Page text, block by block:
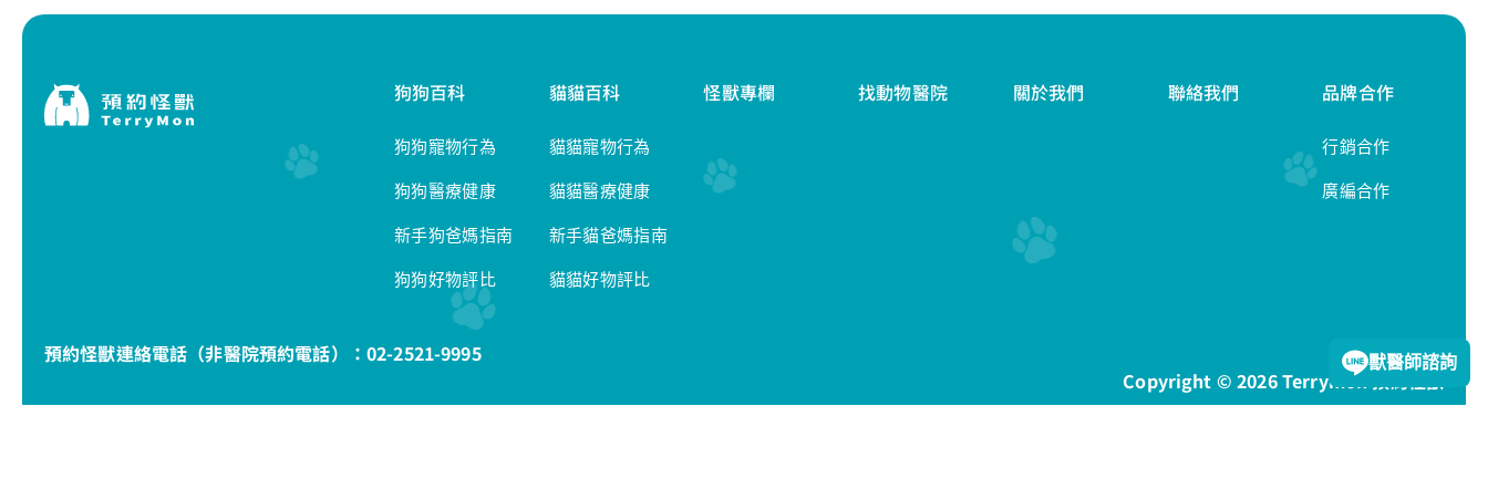
狗狗百科
狗狗寵物行為
狗狗醫療健康
新手狗爸媽指南
狗狗好物評比
貓貓百科
貓貓寵物行為
貓貓醫療健康
新手貓爸媽指南
貓貓好物評比
怪獸專欄 找動物醫院 關於我們 聯絡我們 品牌合作
行銷合作
廣編合作
預約怪獸連絡電話（非醫院預約電話）： 02-2521-9995
隱私權政策
Copyright © 2026 Terrymon 預約怪獸
獸醫師諮詢